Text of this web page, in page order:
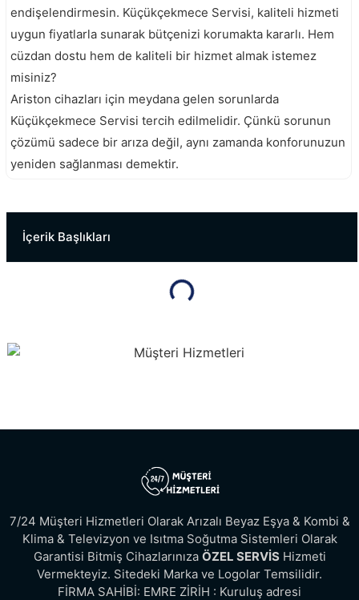
endişelendirmesin. Küçükçekmece Servisi, kaliteli hizmeti
uygun fiyatlarla sunarak bütçenizi korumakta kararlı. Hem
cüzdan dostu hem de kaliteli bir hizmet almak istemez
misiniz?
Ariston cihazları için meydana gelen sorunlarda
Küçükçekmece Servisi tercih edilmelidir. Çünkü sorunun
çözümü sadece bir arıza değil, aynı zamanda konforunuzun
yeniden sağlanması demektir.
İçerik Başlıkları
7/24 Müşteri Hizmetleri Olarak Arızalı Beyaz Eşya & Kombi &
Klima & Televizyon ve Isıtma Soğutma Sistemleri Olarak
Garantisi Bitmiş Cihazlarınıza ÖZEL SERVİSHizmeti
Vermekteyiz. Sitedeki Marka ve Logolar Temsilidir.
FİRMA SAHİBİ: EMRE ZİRİH : Kuruluş adresi